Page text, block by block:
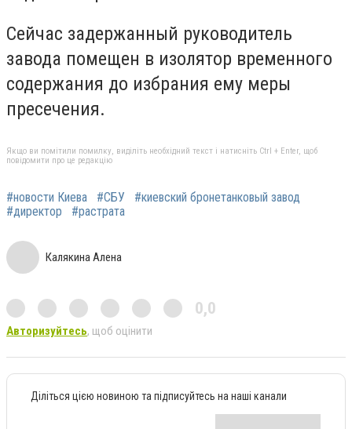
Сейчас задержанный руководитель
завода помещен в изолятор временного
содержания до избрания ему меры
пресечения.
Якщо ви помітили помилку, виділіть необхідний текст і натисніть Ctrl + Enter, щоб
повідомити про це редакцію
#новости Киева #СБУ
#киевский бронетанковый завод
#директор
#растрата
Калякина Алена
0,0
Авторизуйтесь, щоб оцінити
Діліться цією новиною та підписуйтесь на наші канали